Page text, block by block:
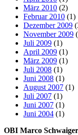
März 2010 (2)
Februar 2010 (1)
Dezember 2009
November 2009
Juli 2009 (1)
April 2009 (1)
März 2009 (1)
Juli 2008 (1)
Juni 2008 (1)
August 2007 (1)
Juli 2007 (1)
Juni 2007 (1)
Juni 2004 (1)
OBI Marco Schwaiger